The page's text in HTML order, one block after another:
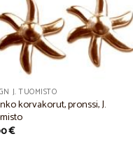
J. TUOMISTO
korvakorut, pronssi, J.
€